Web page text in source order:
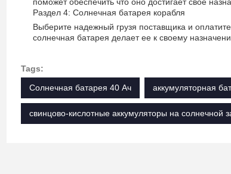
Раздел 4: Солнечная батарея корабля
Выберите надежный грузя поставщика и
солнечная батарея делает ее к своему
Tags:
Солнечная батарея 40 Ач
аккумуляторная
свинцово-кислотные аккумуляторы на солнечной